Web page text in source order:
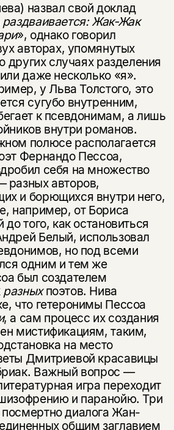
назвал свой доклад
раздваивается: Жак-Жак
», однако говорил
авторах, упомянутых
других случаях разделения
даже несколько «я».
у Льва Толстого, это
сугубо внутренним,
к псевдонимам, а лишь
внутри романов.
полюсе располагается
Фернандо Пессоа,
себя на множество
разных авторов,
и борющихся внутри него,
например, от Бориса
до того, как остановиться
Белый, использовал
но под всеми
одним и тем же
был создателем
разныхпоэтов. Нива
что гетеронимы Пессоа
, а сам процесс их создания
мистификациям, таким,
на место
Дмитриевой красавицы
Важный вопрос —
игра переходит
и паранойю. Три
диалога Жан-
общим заглавием